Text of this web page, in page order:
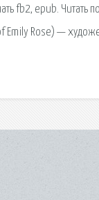
fb2, epub. Читать
Emily Rose) —